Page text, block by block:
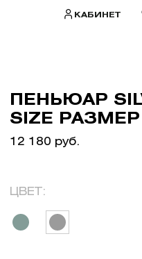
КАБИНЕТ
ПЕНЬЮАР
SIZE
12 180 руб.
ЦВЕТ: